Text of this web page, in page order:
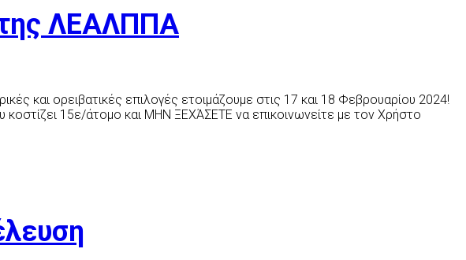
ΛΕΑΛΠΠΑ
και ορειβατικές επιλογές ετοιμάζουμε στις 17 και 18 Φεβρουαρίου 2024!
κοστίζει 15ε/άτομο και ΜΗΝ ΞΕΧΆΣΕΤΕ να επικοινωνείτε με τον Χρήστο